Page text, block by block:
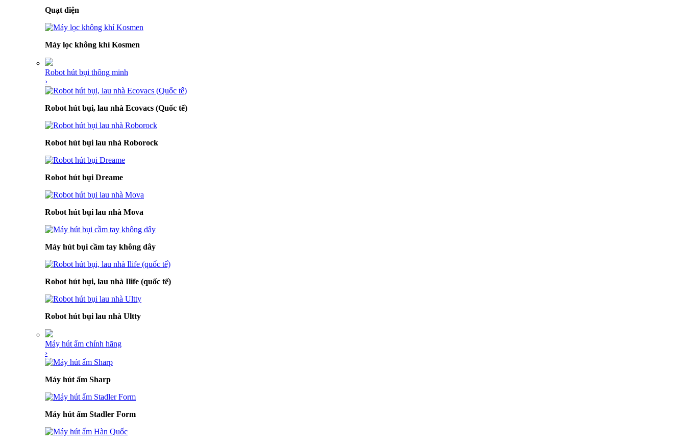
Quạt điện
Máy lọc không khí Kosmen
Robot hút bụi thông minh
›
Robot hút bụi, lau nhà Ecovacs (Quốc tế)
Robot hút bụi lau nhà Roborock
Robot hút bụi Dreame
Robot hút bụi lau nhà Mova
Máy hút bụi cầm tay không dây
Robot hút bụi, lau nhà Ilife (quốc tế)
Robot hút bụi lau nhà Ultty
Máy hút ẩm chính hãng
›
Máy hút ẩm Sharp
Máy hút ẩm Stadler Form